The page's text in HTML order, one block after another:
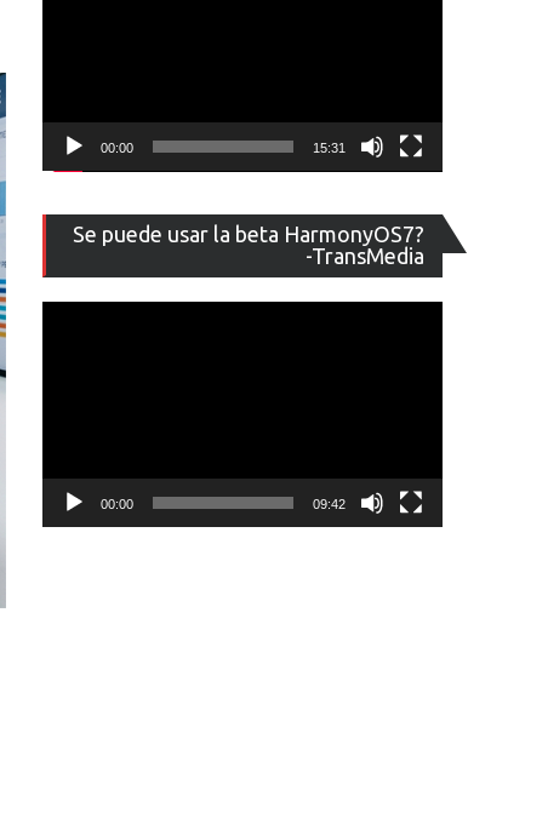
00:00 15:31
Se puede usar la beta HarmonyOS7?
-TransMedia
de
vídeo
00:00 09:42